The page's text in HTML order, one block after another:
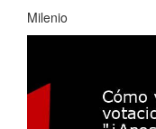
Milenio